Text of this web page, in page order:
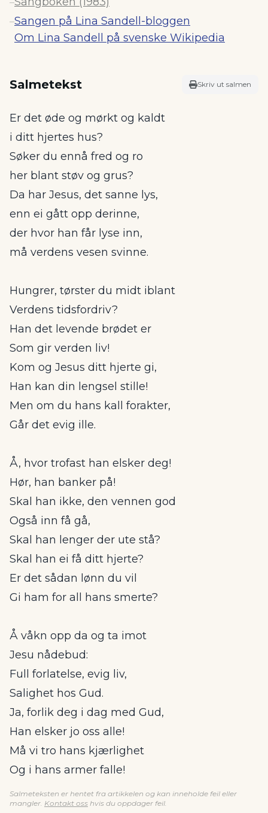
–Sangen på Lina Sandell-bloggen
Om Lina Sandell på svenske Wikipedia
Salmetekst Skriv ut salmen
Er det øde og mørkt og kaldt
i ditt hjertes hus?
Søker du ennå fred og ro
her blant støv og grus?
Da har Jesus, det sanne lys,
enn ei gått opp derinne,
der hvor han får lyse inn,
må verdens vesen svinne.
Hungrer, tørster du midt iblant
Verdens tidsfordriv?
Han det levende brødet er
Som gir verden liv!
Kom og Jesus ditt hjerte gi,
Han kan din lengsel stille!
Men om du hans kall forakter,
Går det evig ille.
Å, hvor trofast han elsker deg!
Hør, han banker på!
Skal han ikke, den vennen god
Også inn få gå,
Skal han lenger der ute stå?
Skal han ei få ditt hjerte?
Er det sådan lønn du vil
Gi ham for all hans smerte?
Å våkn opp da og ta imot
Jesu nådebud:
Full forlatelse, evig liv,
Salighet hos Gud.
Ja, forlik deg i dag med Gud,
Han elsker jo oss alle!
Må vi tro hans kjærlighet
Og i hans armer falle!
Salmeteksten er hentet fra artikkelen og kan inneholde feil eller
mangler. Kontakt oss hvis du oppdager feil.